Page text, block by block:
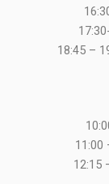
18:45 –
11:00
12:15